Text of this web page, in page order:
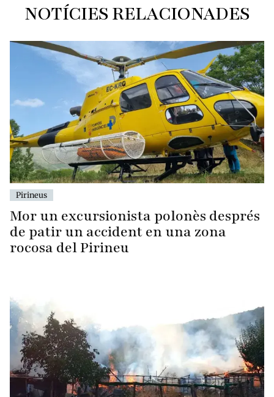
NOTÍCIES RELACIONADES
Pirineus
Mor un excursionista polonès després
de patir un accident en una zona
rocosa del Pirineu